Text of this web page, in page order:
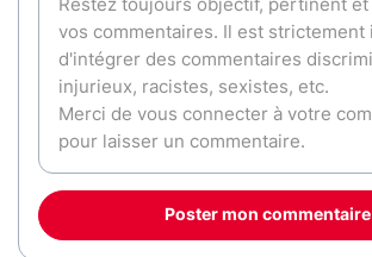
Poster mon commentaire